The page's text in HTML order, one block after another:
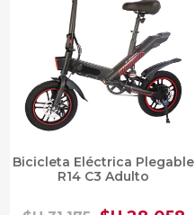
Bicicleta Eléctrica Plegable
R14 C3 Adulto